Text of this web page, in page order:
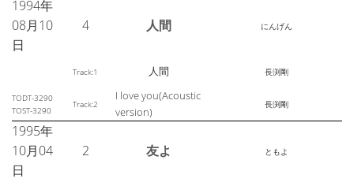
1994年
08月10
日
4 人間 にんげん
Track:1 人間 長渕剛
TODT-3290
TOST-3290
Track:2
I love you(Acoustic
version)
長渕剛
1995年
10月04
日
2 友よ ともよ